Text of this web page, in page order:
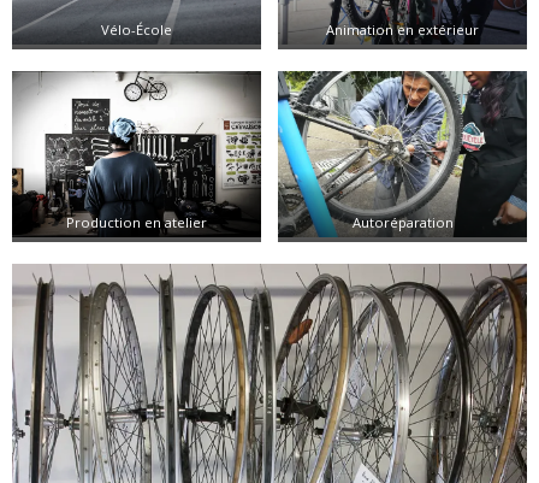
Vélo-École Animation en extérieur
Production en atelier Autoréparation